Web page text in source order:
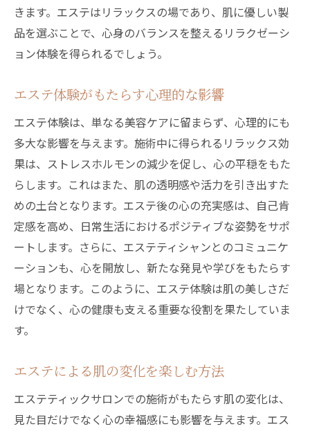
きます。エステはリラックスの場であり、肌に優しい製
品を選ぶことで、心身のバランスを整えるリラクゼーシ
ョン体験を得られるでしょう。
エステ体験がもたらす心理的な影響
エステ体験は、単なる美容ケアに留まらず、心理的にも
多大な影響を与えます。施術中に得られるリラックス効
果は、ストレスホルモンの減少を促し、心の平穏をもた
らします。これはまた、肌の透明感や活力を引き出すた
めの土台となります。エステ後の心の充実感は、自己肯
定感を高め、日常生活におけるポジティブな姿勢をサポ
ートします。さらに、エステティシャンとのコミュニケ
ーションも、心を開放し、新たな発見や学びをもたらす
場となります。このように、エステ体験は肌の美しさだ
けでなく、心の健康も支える重要な役割を果たしていま
す。
エステによる肌の変化を楽しむ方法
エステティックサロンでの施術がもたらす肌の変化は、
見た目だけでなく心の幸福感にも影響を与えます。エス